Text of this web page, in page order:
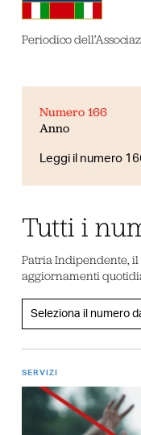
Periodico
Numero 166
Anno
Leggi il numero
Tutti i
Patria Indipendente,
aggiornamenti
SERVIZI